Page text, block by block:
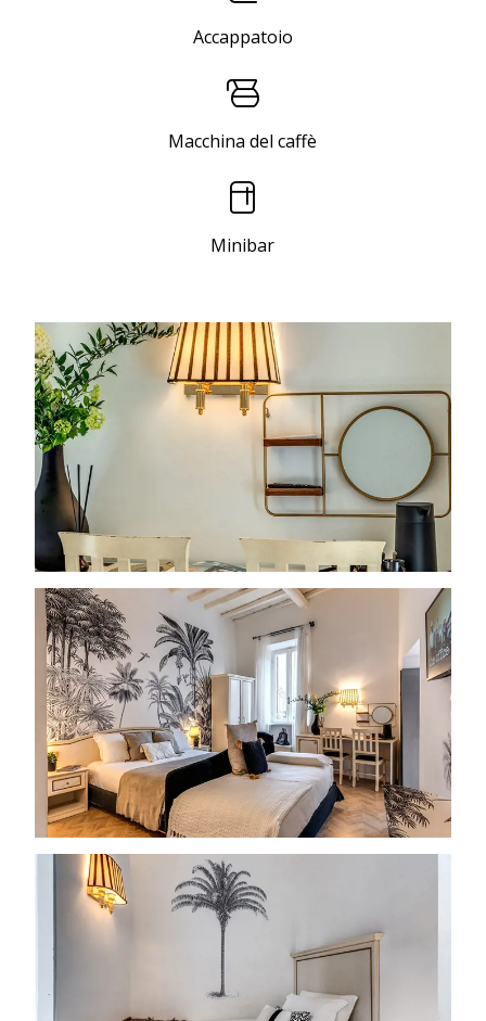
Accappatoio
Macchina del caffè
Minibar